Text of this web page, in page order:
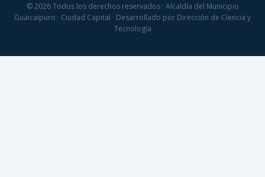
© 2026 Todos los derechos reservados · Alcaldía del Municipio
Guaicaipuro · Ciudad Capital · Desarrollado por Dirección de Ciencia y
Tecnología